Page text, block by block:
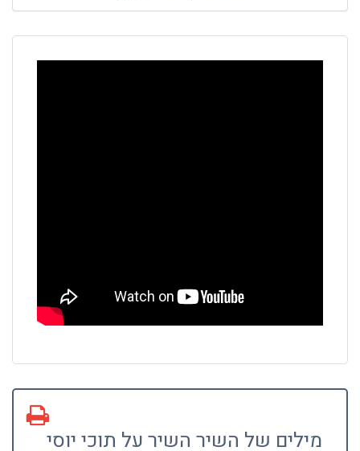
מילים של השיר השיר על תוכי יוסי